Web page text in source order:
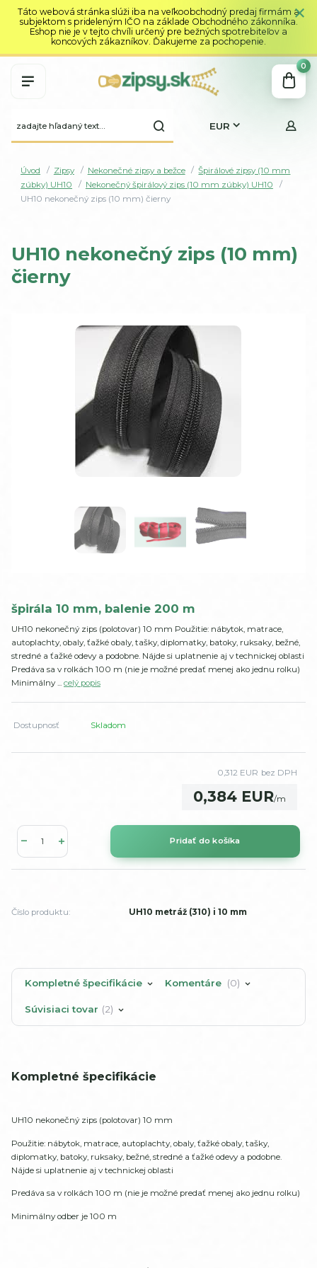
Táto webová stránka slúži iba na veľkoobchodný predaj firmám a
subjektom s prideleným IČO na základe Obchodného zákonníka.
Eshop nie je v tejto chvíli určený pre bežných spotrebiteľov a
koncových zákazníkov. Ďakujeme za pochopenie.
EUR
0
Úvod Zipsy Nekonečné zipsy a bežce
Špirálové zipsy (10 mm
zúbky) UH10
Nekonečný špirálový zips (10 mm zúbky) UH10
UH10 nekonečný zips (10 mm) čierny
UH10 nekonečný zips (10 mm)
čierny
špirála 10 mm, balenie 200 m
UH10 nekonečný zips (polotovar) 10 mm Použitie: nábytok, matrace,
autoplachty, obaly, ťažké obaly, tašky, diplomatky, batoky, ruksaky, bežné,
stredné a ťažké odevy a podobne. Nájde si uplatnenie aj v technickej oblasti
Predáva sa v rolkách 100 m (nie je možné predať menej ako jednu rolku)
Minimálny ... celý popis
Dostupnosť Skladom
0,384 EUR/m
0,312 EUR bez DPH
Pridať do košíka
Číslo produktu: UH10 metráž (310) i 10 mm
Kompletné špecifikácie Komentáre 0
Súvisiaci tovar 2
Kompletné špecifikácie
UH10 nekonečný zips (polotovar) 10 mm
Použitie: nábytok, matrace, autoplachty, obaly, ťažké obaly, tašky,
diplomatky, batoky, ruksaky, bežné, stredné a ťažké odevy a podobne.
Nájde si uplatnenie aj v technickej oblasti
Predáva sa v rolkách 100 m (nie je možné predať menej ako jednu rolku)
Minimálny odber je 100 m